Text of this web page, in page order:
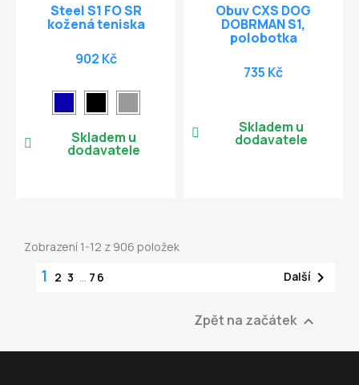
Steel S1 FO SR
kožená teniska
902 Kč
Skladem u
dodavatele
Obuv CXS DOG
DOBRMAN S1,
polobotka
735 Kč
Skladem u
dodavatele
Zobrazení 1-12 z 906 položek
1 2 3 … 76 Další 
Zpět na začátek 